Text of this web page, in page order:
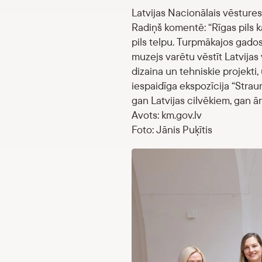
Latvijas Nacionālais
Radiņš komentē: “Rīgas
pils telpu. Turpmākajos
muzejs varētu vēstīt
dizaina un tehniskie
iespaidīga ekspozīcija
gan Latvijas cilvēkiem, gan
Avots: km.gov.lv
Foto: Jānis Puķītis